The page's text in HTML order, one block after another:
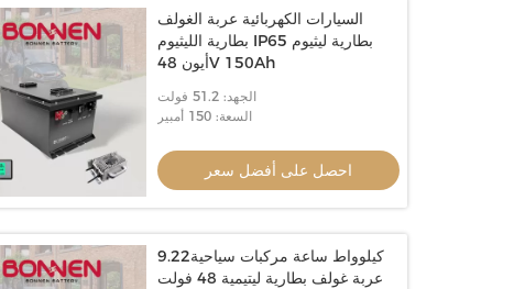
السيارات الكهربائية عربة الغولف
بطارية الليثيوم IP65 بطارية ليثيوم
أيون 48V 150Ah
الجهد: 51.2 فولت
السعة: 150 أمبير
احصل على أفضل سعر
9.22كيلوواط ساعة مركبات سياحية
عربة غولف بطارية ليتيمية 48 فولت